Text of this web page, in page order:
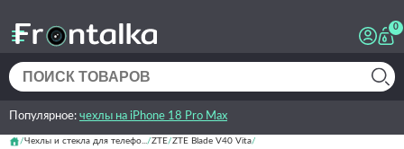
0
Популярное: чехлы на iPhone 18 Pro Max
Чехлы и стекла для телефо... ZTE ZTE Blade V40 Vita